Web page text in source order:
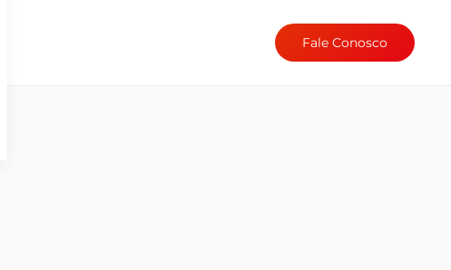
Fale Conosco